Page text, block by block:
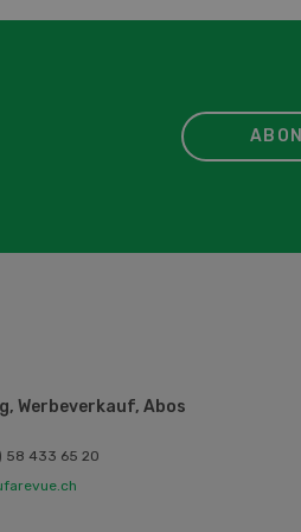
Werbeverkauf, Abos
58 433 65 20